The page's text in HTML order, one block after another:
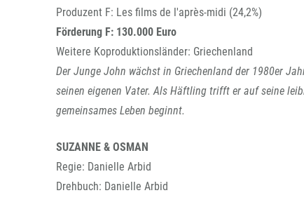
Produzent F: Les films de l'après-midi (24,2%)
Förderung F: 130.000 Euro
Weitere Koproduktionsländer: Griechenland
Der Junge John wächst in Griechenland der 1980er
seinen eigenen Vater. Als Häftling trifft er auf seine
gemeinsames Leben beginnt.
SUZANNE & OSMAN
Regie: Danielle Arbid
Drehbuch: Danielle Arbid